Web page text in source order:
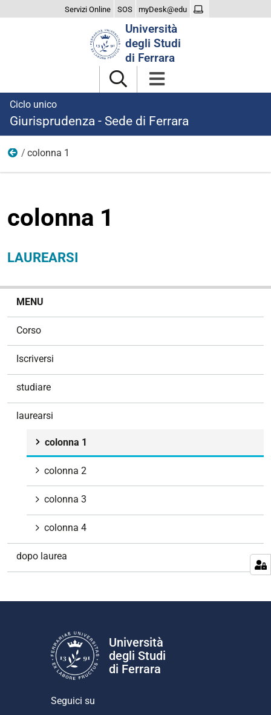
Servizi Online SOS myDesk@edu
Università
degli Studi
di Ferrara
Ciclo unico
Giurisprudenza - Sede di Ferrara
laurearsi
colonna 1
colonna 1
LAUREARSI
MENU
Corso
Iscriversi
studiare
laurearsi
colonna 1
colonna 2
colonna 3
colonna 4
dopo laurea
Università
degli Studi
di Ferrara
Seguici su